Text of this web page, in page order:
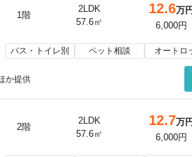
1階
2LDK
57.6㎡
12.6万円
6,000円
バス・トイレ別 ペット相談 オートロ
か提供
2階
2LDK
57.6㎡
12.7万円
6,000円